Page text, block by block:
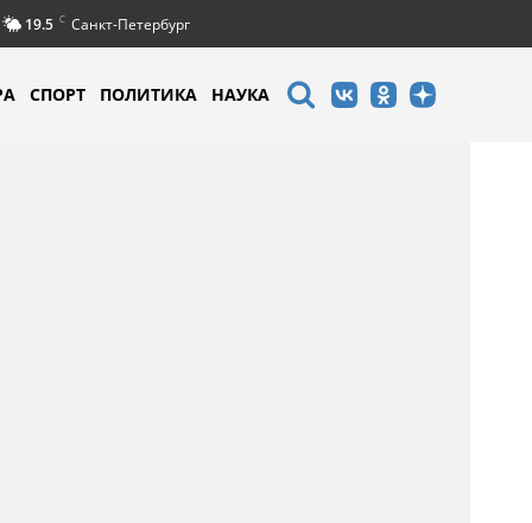
19.5 C Санкт-Петербург
СПОРТ ПОЛИТИКА НАУКА